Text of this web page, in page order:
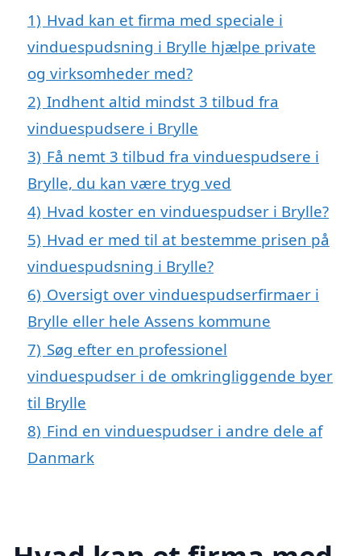
1) Hvad kan et firma med speciale i
vinduespudsning i Brylle hjælpe private
og virksomheder med?
2) Indhent altid mindst 3 tilbud fra
vinduespudsere i Brylle
3) Få nemt 3 tilbud fra vinduespudsere i
Brylle, du kan være tryg ved
4) Hvad koster en vinduespudser i Brylle?
5) Hvad er med til at bestemme prisen på
vinduespudsning i Brylle?
6) Oversigt over vinduespudserfirmaer i
Brylle eller hele Assens kommune
7) Søg efter en professionel
vinduespudser i de omkringliggende byer
til Brylle
8) Find en vinduespudser i andre dele af
Danmark